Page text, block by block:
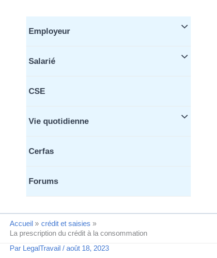
Employeur
Salarié
CSE
Vie quotidienne
Cerfas
Forums
Accueil
crédit et saisies
La prescription du crédit à la consommation
Par LegalTravail / août 18, 2023